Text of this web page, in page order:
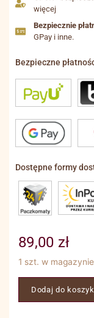
więcej
Bezpiecznie
GPay i inne.
Bezpieczne
Dostępne formy
89,00 zł
1 szt. w magazynie
Dodaj do